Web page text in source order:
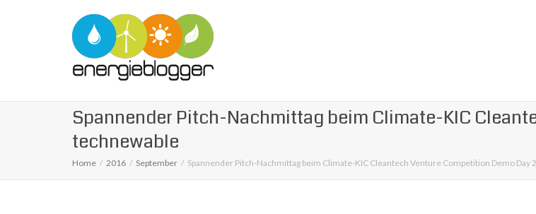
Spannender Pitch-Nachmittag beim Climate-KIC
technewable
Home 2016 September Spannender Pitch-Nachmittag beim Climate-KIC Cleantech Venture Competition Demo Day